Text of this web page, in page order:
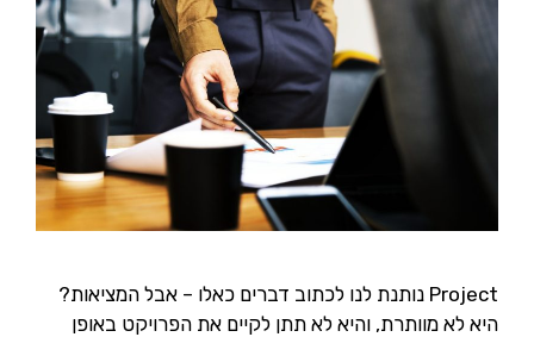
Project נותנת לנו לכתוב דברים כאלו – אבל המציאות?
היא לא מוותרת, והיא לא תתן לקיים את הפרויקט באופן